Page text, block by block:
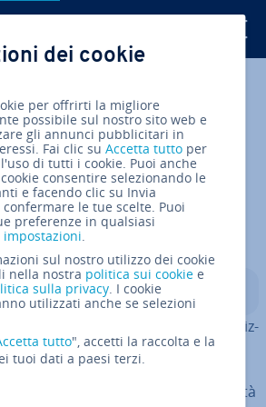
di IA: funzione,
d’uso
Facebook
via Twitter
via LinkedIN
Aggiungi come fonte
preferita su Google
ti per­met­to­no di svi­lup­pa­re e ot­ti­miz­
au­to­ma­ti­co (ML). Oltre
e IA ge­ne­ra­ti­va, queste piat­ta­for­
anche fun­zio­na­li­tà per sca­la­bi­li­tà
dei cookie
per offrirti la migliore
possibile sul nostro sito web e
gli annunci pubblicitari in
Fai clic suAccetta tutto per
di tutti i cookie. Puoi anche
consentire selezionando le
e facendo clic su Invia
le tue scelte. Puoi
preferenze in qualsiasi
impostazioni.
sul nostro utilizzo dei cookie
nella nostra politica sui cookie e
sulla privacy. I cookie
utilizzati anche se selezioni
tutto", accetti la raccolta e la
tuoi dati a paesi terzi.